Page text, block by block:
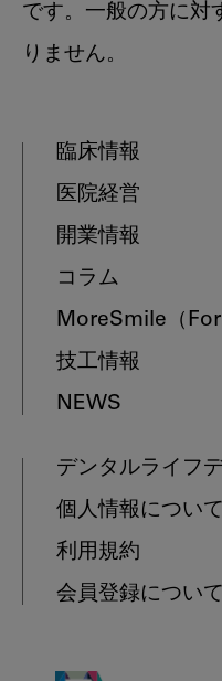
です。一般の方に対
りません。
臨床情報
医院経営
開業情報
コラム
MoreSmile （
技工情報
NEWS
デンタルライフ
個人情報について
利用規約
会員登録について